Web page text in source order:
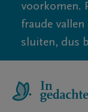
voorkomen.
fraude
sluiten, dus